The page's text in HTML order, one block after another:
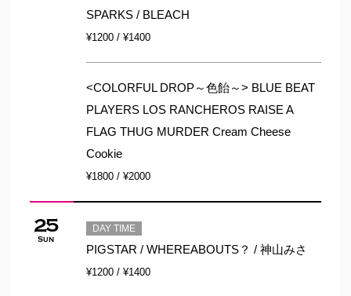
SPARKS / BLEACH
¥1200 / ¥1400
<COLORFUL DROP～色飴～> BLUE BEAT
PLAYERS LOS RANCHEROS RAISE A
FLAG THUG MURDER Cream Cheese
Cookie
¥1800 / ¥2000
25
Sun
DAY TIME
PIGSTAR / WHEREABOUTS？ / 神山みさ
¥1200 / ¥1400